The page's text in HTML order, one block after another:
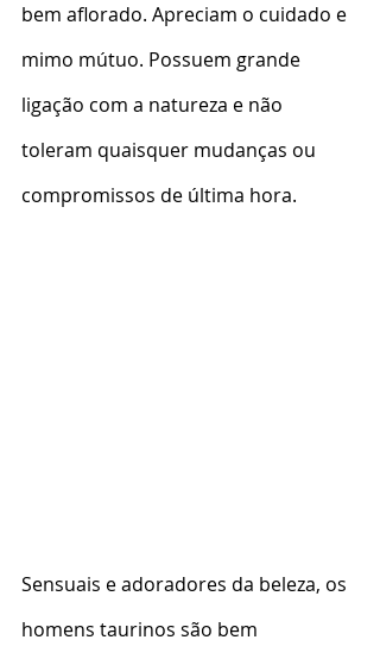
bem aflorado. Apreciam o cuidado e
mimo mútuo. Possuem grande
ligação com a natureza e não
toleram quaisquer mudanças ou
compromissos de última hora.
Sensuais e adoradores da beleza, os
homens taurinos são bem